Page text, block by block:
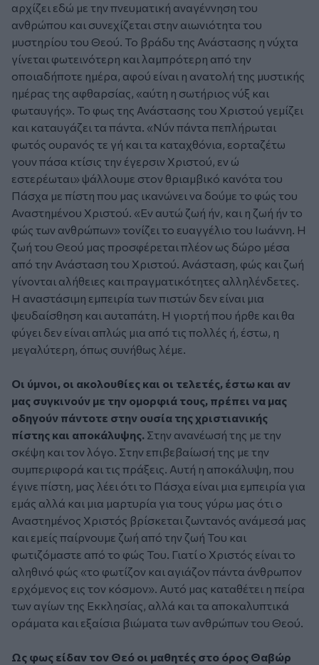
αρχίζει εδώ με την πνευματική αναγέννηση του
ανθρώπου και συνεχίζεται στην αιωνιότητα του
μυστηρίου του Θεού. Το βράδυ της Ανάστασης η νύχτα
γίνεται φωτεινότερη και λαμπρότερη από την
οποιαδήποτε ημέρα, αφού είναι η ανατολή της μυστικής
ημέρας της αφθαρσίας, «αύτη η σωτήριος νύξ και
φωταυγής». Το φως της Ανάστασης του Χριστού γεμίζει
και καταυγάζει τα πάντα. «Νύν πάντα πεπλήρωται
φωτός ουρανός τε γή και τα καταχθόνια, εορταζέτω
γουν πάσα κτίσις την έγερσιν Χριστού, εν ώ
εστερέωται» ψάλλουμε στον θριαμβικό κανότα του
Πάσχα με πίστη που μας ικανώνει να δούμε το φώς του
Αναστημένου Χριστού. «Εν αυτώ ζωή ήν, και η ζωή ήν το
φώς των ανθρώπων» τονίζει το ευαγγέλιο του Ιωάννη. Η
ζωή του Θεού μας προσφέρεται πλέον ως δώρο μέσα
από την Ανάσταση του Χριστού. Ανάσταση, φώς και ζωή
γίνονται αλήθειες και πραγματικότητες αλληλένδετες.
Η αναστάσιμη εμπειρία των πιστών δεν είναι μια
ψευδαίσθηση και αυταπάτη. Η γιορτή που ήρθε και θα
φύγει δεν είναι απλώς μια από τις πολλές ή, έστω, η
μεγαλύτερη, όπως συνήθως λέμε.
Οι ύμνοι, οι ακολουθίες και οι τελετές, έστω και αν
μας συγκινούν με την ομορφιά τους, πρέπει να μας
οδηγούν πάντοτε στην ουσία της χριστιανικής
πίστης και αποκάλυψης. Στην ανανέωσή της με την
σκέψη και τον λόγο. Στην επιβεβαίωσή της με την
συμπεριφορά και τις πράξεις. Αυτή η αποκάλυψη, που
έγινε πίστη, μας λέει ότι το Πάσχα είναι μια εμπειρία για
εμάς αλλά και μια μαρτυρία για τους γύρω μας ότι ο
Αναστημένος Χριστός βρίσκεται ζωντανός ανάμεσά μας
και εμείς παίρνουμε ζωή από την ζωή Του και
φωτιζόμαστε από το φώς Του. Γιατί ο Χριστός είναι το
αληθινό φώς «το φωτίζον και αγιάζον πάντα άνθρωπον
ερχόμενος εις τον κόσμον». Αυτό μας καταθέτει η πείρα
των αγίων της Εκκλησίας, αλλά και τα αποκαλυπτικά
οράματα και εξαίσια βιώματα των ανθρώπων του Θεού.
Ως φως είδαν τον Θεό οι μαθητές στο όρος Θαβώρ